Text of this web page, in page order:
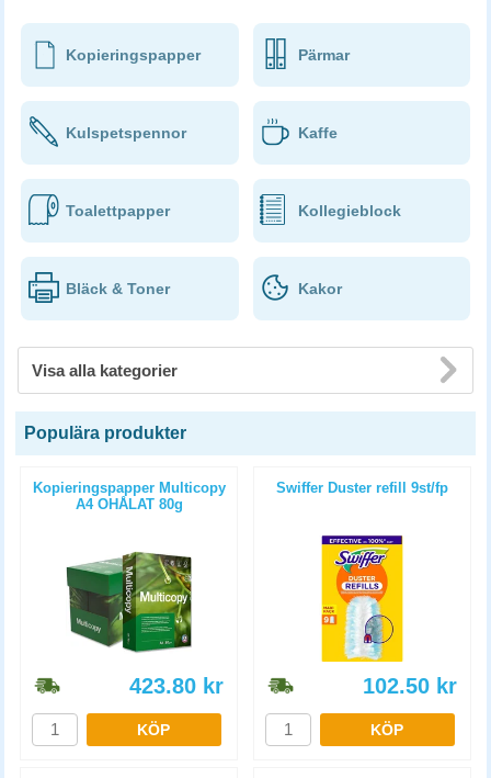
Kopieringspapper Pärmar
Kulspetspennor Kaffe
Toalettpapper Kollegieblock
Bläck & Toner Kakor
Visa alla kategorier
Populära produkter
Kopieringspapper Multicopy
A4 OHÅLAT 80g
423.80 kr
KÖP
Swiffer Duster refill 9st/fp
102.50 kr
KÖP